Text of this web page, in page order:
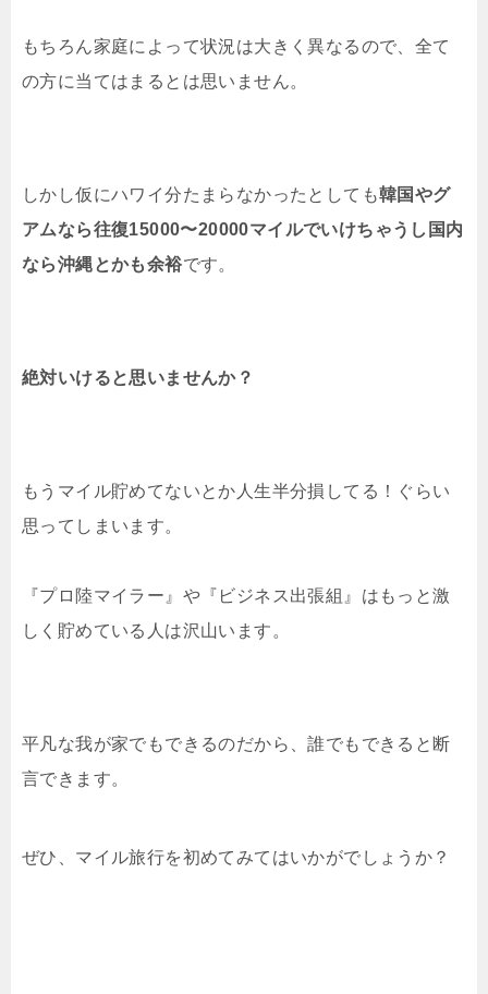
もちろん家庭によって状況は大きく異なるので、全て
の方に当てはまるとは思いません。
しかし仮にハワイ分たまらなかったとしても韓国やグ
アムなら往復15000〜20000マイルでいけちゃうし国内
なら沖縄とかも余裕です。
絶対いけると思いませんか？
もうマイル貯めてないとか人生半分損してる！ぐらい
思ってしまいます。
『プロ陸マイラー』や『ビジネス出張組』はもっと激
しく貯めている人は沢山います。
平凡な我が家でもできるのだから、誰でもできると断
言できます。
ぜひ、マイル旅行を初めてみてはいかがでしょうか？